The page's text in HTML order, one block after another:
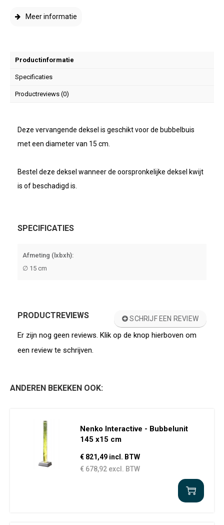
Meer informatie
Productinformatie
Specificaties
Productreviews (0)
Deze vervangende deksel is geschikt voor de bubbelbuis
met een diameter van 15 cm.
Bestel deze deksel wanneer de oorspronkelijke deksel kwijt
is of beschadigd is.
SPECIFICATIES
Afmeting (lxbxh):
∅ 15 cm
PRODUCTREVIEWS SCHRIJF EEN REVIEW
Er zijn nog geen reviews. Klik op de knop hierboven om
een review te schrijven.
ANDEREN BEKEKEN OOK:
Nenko Interactive - Bubbelunit
145 x15 cm
€ 821,49 incl. BTW
€ 678,92 excl. BTW